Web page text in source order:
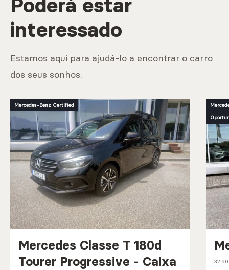
Poderá estar
interessado
Estamos aqui para ajudá-lo a encontrar o carro
dos seus sonhos.
Mercedes-Benz Certified
Mercedes Classe T 180d
Tourer Progressive - Caixa